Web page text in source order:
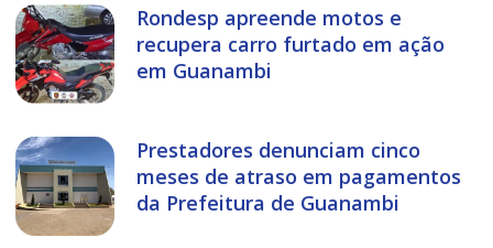
Rondesp apreende motos e
recupera carro furtado em ação
em Guanambi
Prestadores denunciam cinco
meses de atraso em pagamentos
da Prefeitura de Guanambi